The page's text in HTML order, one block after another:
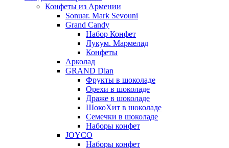
Конфеты из Армении
Sonuar. Mark Sevouni
Grand Candy
Набор Конфет
Лукум. Мармелад
Конфеты
Арколад
GRAND Dian
Фрукты в шоколаде
Орехи в шоколаде
Драже в шоколаде
ШокоХит в шоколаде
Семечки в шоколаде
Наборы конфет
JOYCO
Наборы конфет